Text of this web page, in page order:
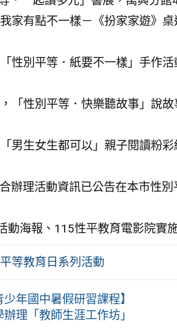
家有點不一樣－《扮家家遊》
性別平等．紙要不一樣」手作
「性別平等．快樂聽故事」說
男生女生都可以」親子閱讀粉
辦理活動資訊已公告在本市性
動海報、115性平教育電影院實
等教育日系列活動
年國中暑假研習課程】
理「教師生涯工作坊」